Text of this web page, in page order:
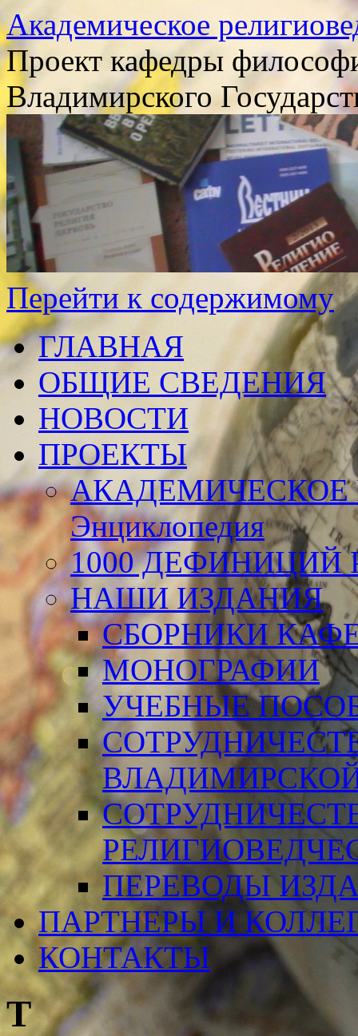
Академическое
Проект кафедры
Владимирского
Перейти к содержимому
ГЛАВНАЯ
ОБЩИЕ СВЕДЕНИЯ
НОВОСТИ
ПРОЕКТЫ
АКАДЕМИЧЕСКОЕ
Энциклопедия
1000 ДЕФИНИЦИЙ
НАШИ ИЗДАНИЯ
СБОРНИКИ
МОНОГРАФИИ
УЧЕБНЫЕ
ПЕРЕВОДЫ
ПАРТНЕРЫ И
КОНТАКТЫ
Т